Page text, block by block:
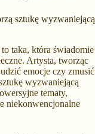
sztukę wyzwaniejącą
taka, która świadomie
Artysta, tworząc
emocje czy zmusić
wyzwaniejącą
tematy,
niekonwencjonalne